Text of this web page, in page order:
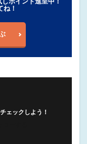
ね！
ェックしよう！